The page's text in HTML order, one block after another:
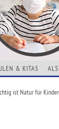
& KITAS
ist Natur für Kinder